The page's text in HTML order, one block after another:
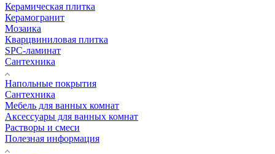
Керамическая плитка
Керамогранит
Мозаика
Кварцвиниловая плитка
SPC-ламинат
Сантехника
Напольные покрытия
Сантехника
Мебель для ванных комнат
Аксессуары для ванных комнат
Растворы и смеси
Полезная информация